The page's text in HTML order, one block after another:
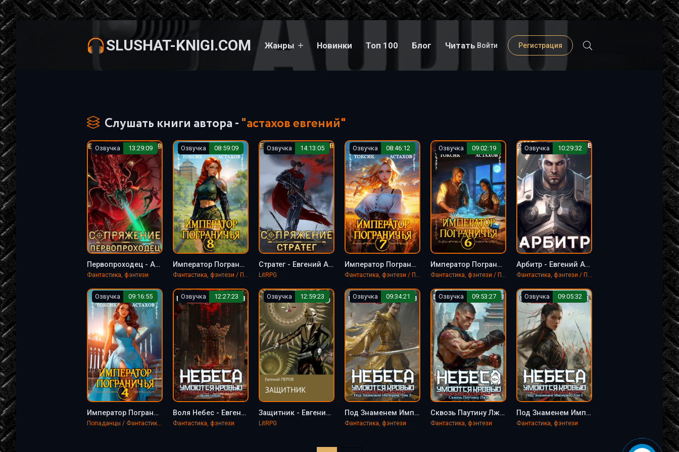
SLUSHAT-KNIGI.COM Жанры Новинки Топ 100 Блог Читать Войти Регистрация
Слушать книги автора -"астахов евгений"
Озвучка 13:29:09
Первопроходец - Астахов Евгений
Фантастика, фэнтези
Озвучка 08:59:09
Император Пограничья 8 - Астахов Евгений
Фантастика, фэнтези / Попаданцы
Озвучка 14:13:05
Стратег - Евгений Астахов
LitRPG
Озвучка 08:46:12
Император Пограничья 7 - Евгений Астахов, Саша Токсик
Фантастика, фэнтези / Попаданцы
Озвучка 09:02:19
Император Пограничья 6 - Евгений Астахов, Саша Токсик
Фантастика, фэнтези / Попаданцы
Озвучка 10:29:32
Арбитр - Евгений Астахов
Фантастика, фэнтези / Попаданцы
Озвучка 09:16:55
Император Пограничья 4 - Евгений Астахов, Саша Токсик
Попаданцы / Фантастика, фэнтези
Озвучка 12:27:23
Воля Небес - Евгений Астахов, Сергей Булл
Фантастика, фэнтези
Озвучка 12:59:23
Защитник - Евгений Астахов
LitRPG
Озвучка 09:34:21
Под Знаменем Империи. Том 2 - Евгений Астахов, Сергей Булл
Фантастика, фэнтези
Озвучка 09:53:27
Сквозь Паутину Лжи - Евгений Астахов, Сергей Булл
Фантастика, фэнтези
Озвучка 09:05:32
Под Знаменем Империи. Том 1 - Евгений Астахов, Сергей Булл
Фантастика, фэнтези